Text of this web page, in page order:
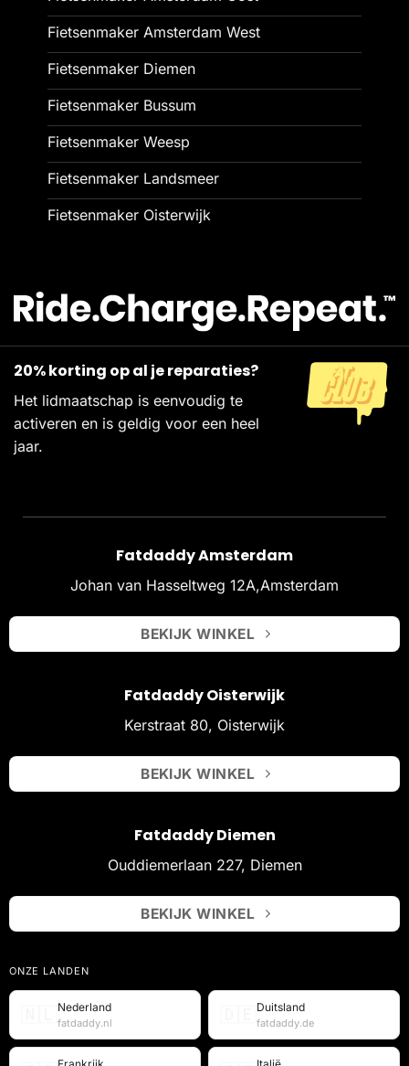
Fietsenmaker Amsterdam West
Fietsenmaker Diemen
Fietsenmaker Bussum
Fietsenmaker Weesp
Fietsenmaker Landsmeer
Fietsenmaker Oisterwijk
20% korting op al je reparaties?
Het lidmaatschap is eenvoudig te
activeren en is geldig voor een heel
jaar.
Fatdaddy Amsterdam
Johan van Hasseltweg 12A,Amsterdam
BEKIJK WINKEL
Fatdaddy Oisterwijk
Kerstraat 80, Oisterwijk
BEKIJK WINKEL
Fatdaddy Diemen
Ouddiemerlaan 227, Diemen
BEKIJK WINKEL
ONZE LANDEN
Nederland
fatdaddy.nl
Duitsland
fatdaddy.de